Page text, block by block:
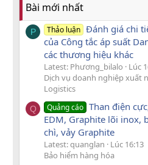
Bài mới nhất
P Thảo luận Đánh giá chi
của Công tắc áp suất
các thương hiệu khác
Latest: Phương_bilalo
Lúc
Dịch vụ doanh nghiệp xuất
Logistics
Q Quảng cáo Than điện
EDM, Graphite lõi inox,
chì, vảy Graphite
Latest: quanglan
Lúc 16:13
Bảo hiểm hàng hóa